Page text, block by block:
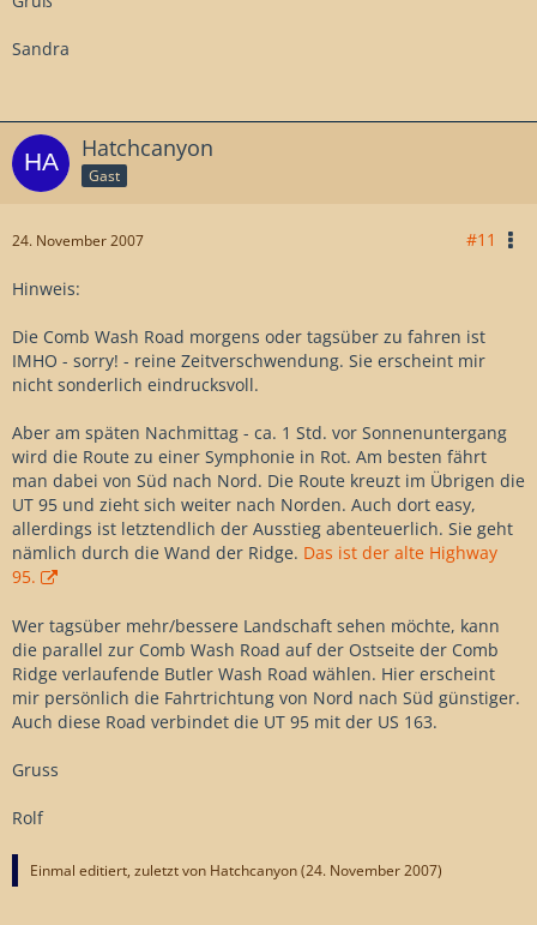
Sandra
Hatchcanyon
Gast
24. November 2007 #11
Hinweis:
Die Comb Wash Road morgens oder tagsüber zu fahren ist
IMHO - sorry! - reine Zeitverschwendung. Sie erscheint mir
nicht sonderlich eindrucksvoll.
Aber am späten Nachmittag - ca. 1 Std. vor Sonnenuntergang
wird die Route zu einer Symphonie in Rot. Am besten fährt
man dabei von Süd nach Nord. Die Route kreuzt im Übrigen die
UT 95 und zieht sich weiter nach Norden. Auch dort easy,
allerdings ist letztendlich der Ausstieg abenteuerlich. Sie geht
nämlich durch die Wand der Ridge. Das ist der alte Highway
95.
Wer tagsüber mehr/bessere Landschaft sehen möchte, kann
die parallel zur Comb Wash Road auf der Ostseite der Comb
Ridge verlaufende Butler Wash Road wählen. Hier erscheint
mir persönlich die Fahrtrichtung von Nord nach Süd günstiger.
Auch diese Road verbindet die UT 95 mit der US 163.
Gruss
Rolf
Einmal editiert, zuletzt von Hatchcanyon (24. November 2007)